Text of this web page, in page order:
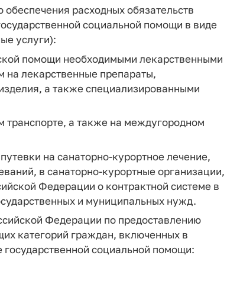
расходных обязательств
социальной помощи в виде
услуги):
помощи необходимыми лекарственными
на лекарственные препараты,
а также специализированными
а также на междугородном
на санаторно-курортное лечение,
в санаторно-курортные организации,
Федерации о контрактной системе в
и муниципальных нужд.
Федерации по предоставлению
категорий граждан, включенных в
социальной помощи: